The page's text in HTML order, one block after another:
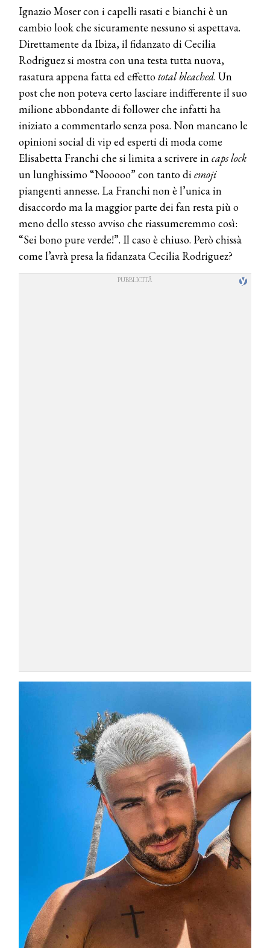
Ignazio Moser con i capelli rasati e bianchi è un
cambio look che sicuramente nessuno si aspettava.
Direttamente da Ibiza, il fidanzato di Cecilia
Rodriguez si mostra con una testa tutta nuova,
rasatura appena fatta ed effettototal bleached. Un
post che non poteva certo lasciare indifferente il suo
milione abbondante di follower che infatti ha
iniziato a commentarlo senza posa. Non mancano le
opinioni social di vip ed esperti di moda come
Elisabetta Franchi che si limita a scrivere incaps lock
un lunghissimo “Nooooo” con tanto diemoji
piangenti annesse. La Franchi non è l’unica in
disaccordo ma la maggior parte dei fan resta più o
meno dello stesso avviso che riassumeremmo così:
“Sei bono pure verde!”. Il caso è chiuso. Però chissà
come l’avrà presa la fidanzata Cecilia Rodriguez?